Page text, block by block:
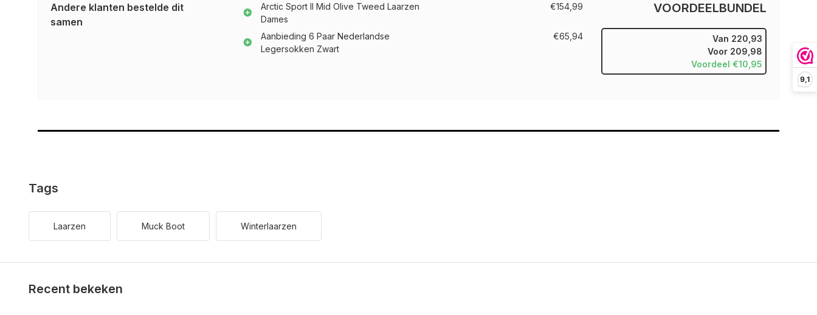
9,1
Andere klanten bestelde dit
samen
Arctic Sport II Mid Olive Tweed Laarzen
Dames
€154,99
Aanbieding 6 Paar Nederlandse
Legersokken Zwart
€65,94
VOORDEELBUNDEL
Van 220,93
Voor 209,98
Voordeel €10,95
Tags
Laarzen Muck Boot Winterlaarzen
Recent bekeken